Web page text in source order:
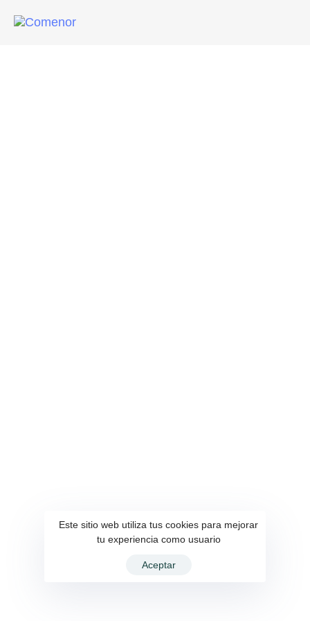
Este sitio web utiliza tus cookies para mejorar
tu experiencia como usuario
Aceptar